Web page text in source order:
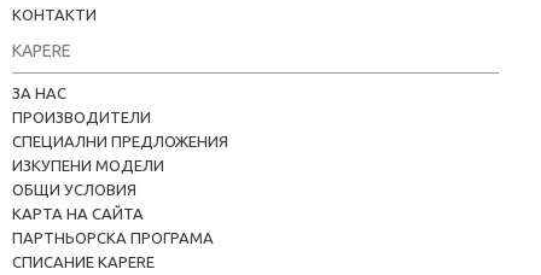
КОНТАКТИ
KAPERE
ЗА НАС
ПРОИЗВОДИТЕЛИ
СПЕЦИАЛНИ ПРЕДЛОЖЕНИЯ
ИЗКУПЕНИ МОДЕЛИ
ОБЩИ УСЛОВИЯ
КАРТА НА САЙТА
ПАРТНЬОРСКА ПРОГРАМА
СПИСАНИЕ KAPERE